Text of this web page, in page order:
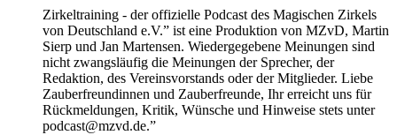
Zirkeltraining - der offizielle Podcast des Magischen Zirkels
von Deutschland e.V.” ist eine Produktion von MZvD, Martin
Sierp und Jan Martensen. Wiedergegebene Meinungen sind
nicht zwangsläufig die Meinungen der Sprecher, der
Redaktion, des Vereinsvorstands oder der Mitglieder. Liebe
Zauberfreundinnen und Zauberfreunde, Ihr erreicht uns für
Rückmeldungen, Kritik, Wünsche und Hinweise stets unter
podcast@mzvd.de.”